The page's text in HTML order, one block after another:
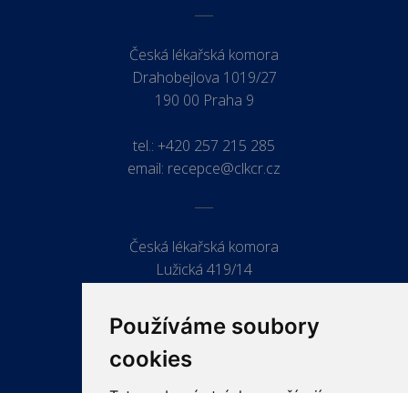
Používáme soubory
cookies
Česká lékařská komora
Drahobejlova 1019/27
190 00 Praha 9
tel.: +420 257 215 285
email: recepce@clkcr.cz
Česká lékařská komora
Lužická 419/14